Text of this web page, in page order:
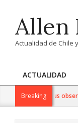
contentAllen
Actualidad de Chile
Primary
Navigation
ACTUALIDAD
Breaking
el Congreso sus